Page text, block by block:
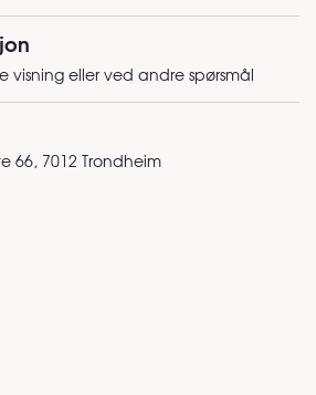
visning eller ved andre spørsmål
66, 7012 Trondheim